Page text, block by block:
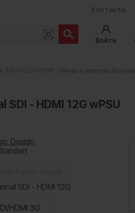
Контакты
Войти
Micro Converter
/ Микро конвертер
- HDMI 12G wPSU
Design
SDI - HDMI 12G
HDMI 3G